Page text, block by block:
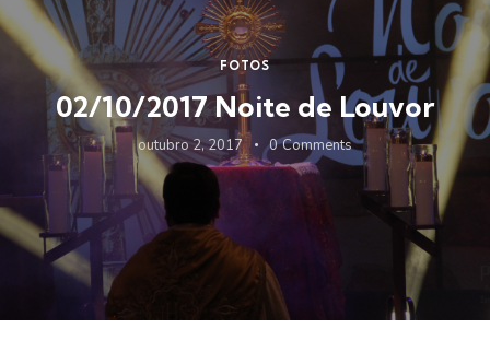
FOTOS
02/10/2017 Noite de Louvor
outubro 2, 2017 0 Comments